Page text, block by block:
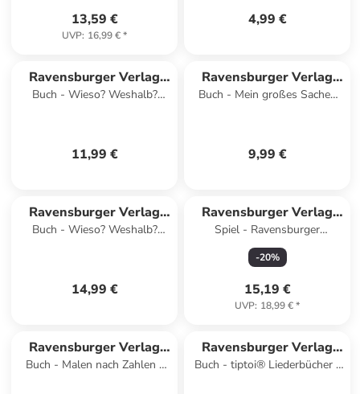
13,59 €
UVP: 16,99 €*
4,99 €
Ravensburger Verlag
GmbH
Buch - Wieso? Weshalb?
11,99 €
Ravensburger Verlag
GmbH
Buch - Mein großes Sachen
9,99 €
Ravensburger Verlag
GmbH
Buch - Wieso? Weshalb?
14,99 €
Ravensburger Verlag
GmbH
Spiel - Ravensburger
Kinderpuzzle 06956 - Zeit für
Spiel und Spaß -
-20%
15,19 €
UVP: 18,99 €*
Ravensburger Verlag
GmbH
Buch - Malen nach Zahlen -
Ravensburger Verlag
GmbH
Buch - tiptoi® Liederbücher -